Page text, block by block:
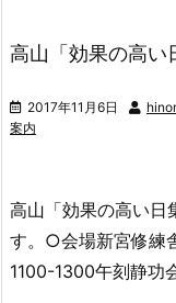
高山「効果の高い
2017年11月6日
案内
高山「効果の高い日
す。○会場新宮修練
1100-1300午刻静功